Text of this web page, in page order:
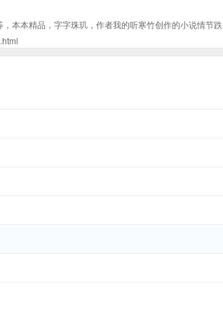
，本本精品，字字珠玑，作者我的听寒竹创作的小说情节